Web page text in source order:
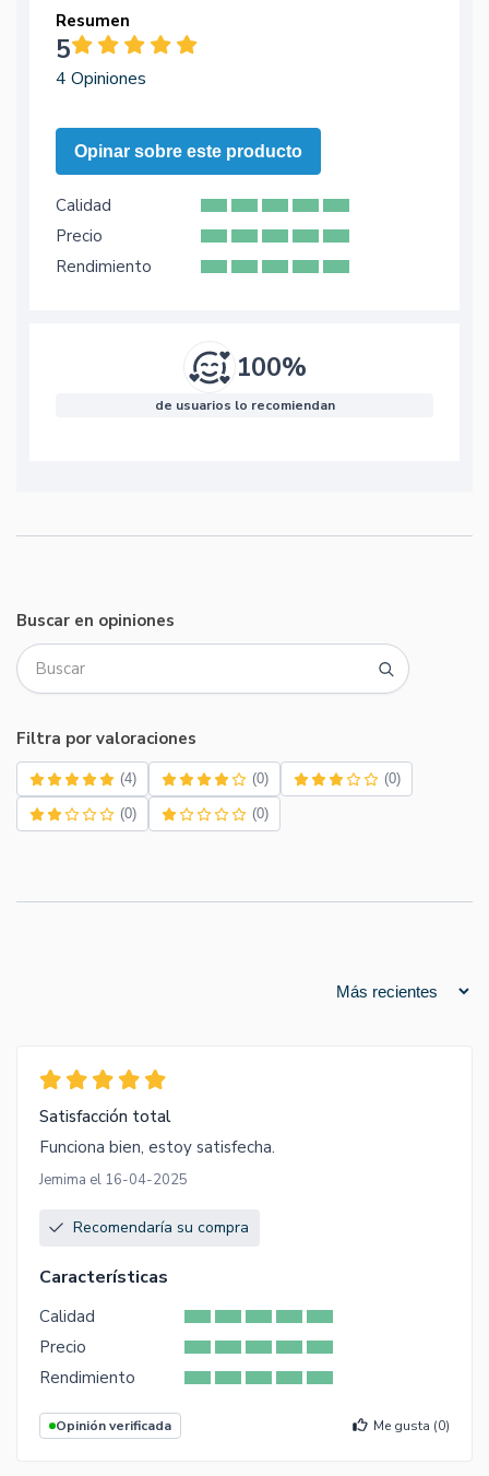
Resumen
5
4 Opiniones
Opinar sobre este producto
Calidad
Precio
Rendimiento
100%
de usuarios lo recomiendan
Buscar en opiniones
Filtra por valoraciones
(4) (0) (0)
(0) (0)
Satisfacción total
Funciona bien, estoy satisfecha.
Jemima el 16-04-2025
Recomendaría su compra
Características
Calidad
Precio
Rendimiento
Opinión verificada Me gusta (0)